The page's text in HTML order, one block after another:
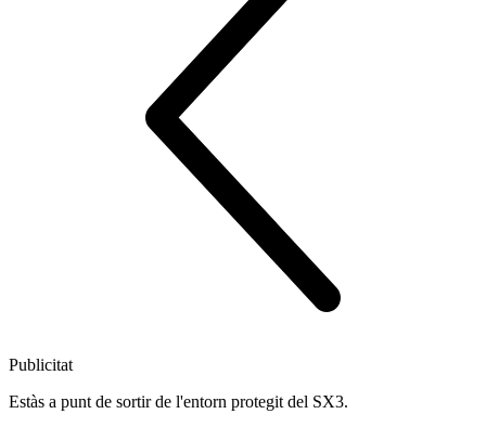
Publicitat
Estàs a punt de sortir de l'entorn protegit del SX3.